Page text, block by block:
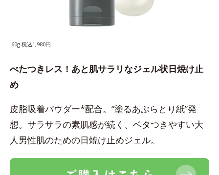
60g 税込1,980円
べたつきレス！あと肌サラリなジェル状日焼け止
め
皮脂吸着パウダー*配合。“塗るあぶらとり紙”発
想。サラサラの素肌感が続く、ベタつきやすい大
人男性肌のための日焼け止めジェル。